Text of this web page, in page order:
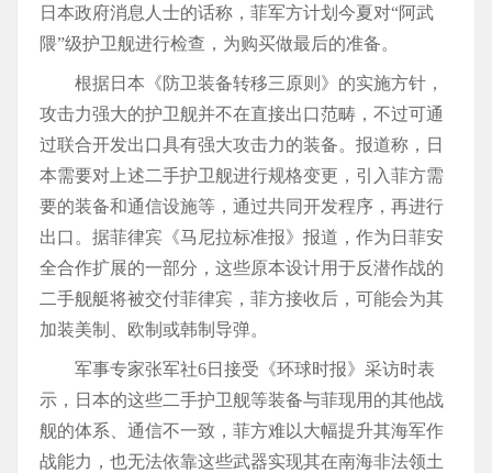
日本政府消息人士的话称，菲军方计划今夏对“阿武
隈”级护卫舰进行检查，为购买做最后的准备。
根据日本《防卫装备转移三原则》的实施方针，
攻击力强大的护卫舰并不在直接出口范畴，不过可通
过联合开发出口具有强大攻击力的装备。报道称，日
本需要对上述二手护卫舰进行规格变更，引入菲方需
要的装备和通信设施等，通过共同开发程序，再进行
出口。据菲律宾《马尼拉标准报》报道，作为日菲安
全合作扩展的一部分，这些原本设计用于反潜作战的
二手舰艇将被交付菲律宾，菲方接收后，可能会为其
加装美制、欧制或韩制导弹。
军事专家张军社6日接受《环球时报》采访时表
示，日本的这些二手护卫舰等装备与菲现用的其他战
舰的体系、通信不一致，菲方难以大幅提升其海军作
战能力，也无法依靠这些武器实现其在南海非法领土